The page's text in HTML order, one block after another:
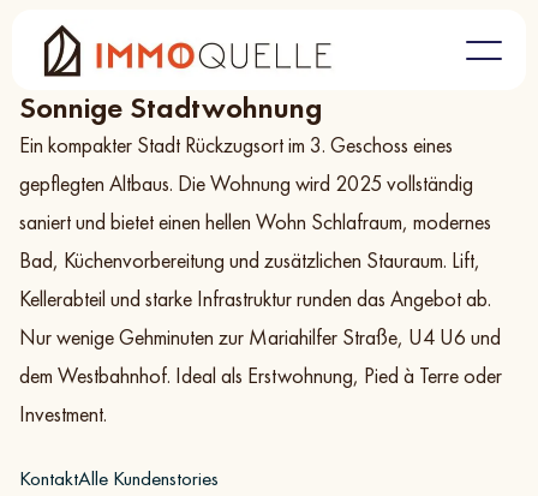
Referenzen /Sonnige Stadtwohnung in Rudolfsheim-Fünfhaus
Sonnige Stadtwohnung
Ein kompakter Stadt Rückzugsort im 3. Geschoss eines
gepflegten Altbaus. Die Wohnung wird 2025 vollständig
saniert und bietet einen hellen Wohn Schlafraum, modernes
Bad, Küchenvorbereitung und zusätzlichen Stauraum. Lift,
Kellerabteil und starke Infrastruktur runden das Angebot ab.
Nur wenige Gehminuten zur Mariahilfer Straße, U4 U6 und
dem Westbahnhof. Ideal als Erstwohnung, Pied à Terre oder
Investment.
KontaktAlle Kundenstories